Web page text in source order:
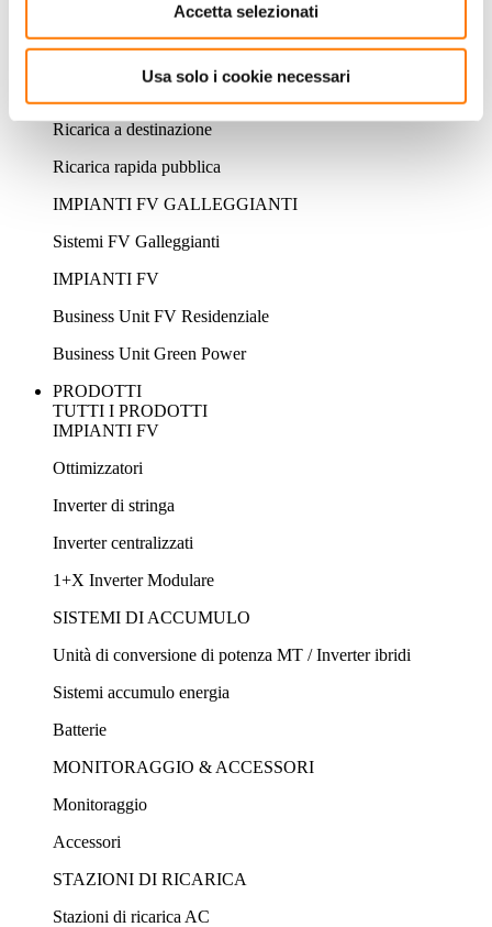
Accetta selezionati
Usa solo i cookie necessari
Sistema di accumulo utility
EV CHARGER
Ricarica a destinazione
Ricarica rapida pubblica
IMPIANTI FV GALLEGGIANTI
Sistemi FV Galleggianti
IMPIANTI FV
Business Unit FV Residenziale
Business Unit Green Power
PRODOTTI
TUTTI I PRODOTTI
IMPIANTI FV
Ottimizzatori
Inverter di stringa
Inverter centralizzati
1+X Inverter Modulare
SISTEMI DI ACCUMULO
Unità di conversione di potenza MT / Inverter ibridi
Sistemi accumulo energia
Batterie
MONITORAGGIO & ACCESSORI
Monitoraggio
Accessori
STAZIONI DI RICARICA
Stazioni di ricarica AC